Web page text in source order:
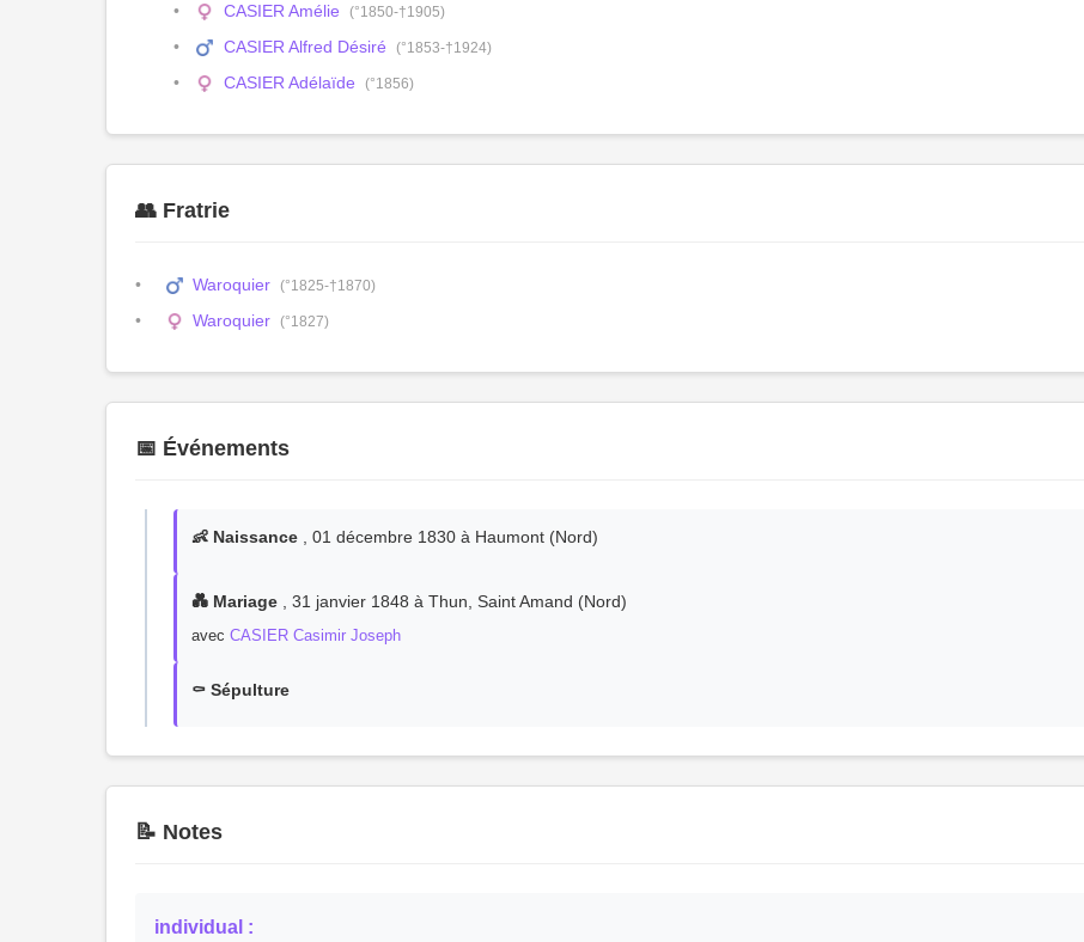
CASIER Amélie (°1850-†1905)
CASIER Alfred Désiré (°1853-†1924)
CASIER Adélaïde (°1856)
👥 Fratrie
Waroquier (°1825-†1870)
Waroquier (°1827)
📅 Événements
👶 Naissance , 01 décembre 1830 à Haumont (Nord)
💑 Mariage , 31 janvier 1848 à Thun, Saint Amand (Nord)
avec CASIER Casimir Joseph
⚰️ Sépulture
📝 Notes
individual :